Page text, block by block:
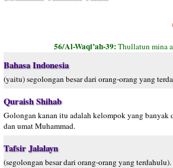
56/Al-Waqi’ah-39:Thullatun mina
Bahasa Indonesia
(yaitu) segolongan besar dari orang-orang yang
Quraish Shihab
Golongan kanan itu adalah kelompok yang banyak
dan umat Muhammad.
Tafsir Jalalayn
(segolongan besar dari orang-orang yang terdahulu).